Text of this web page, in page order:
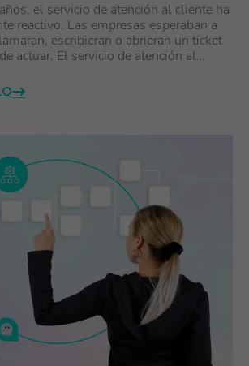
el servicio de atención al cliente ha
reactivo. Las empresas esperaban a
escribieran o abrieran un ticket
actuar. El servicio de atención al…